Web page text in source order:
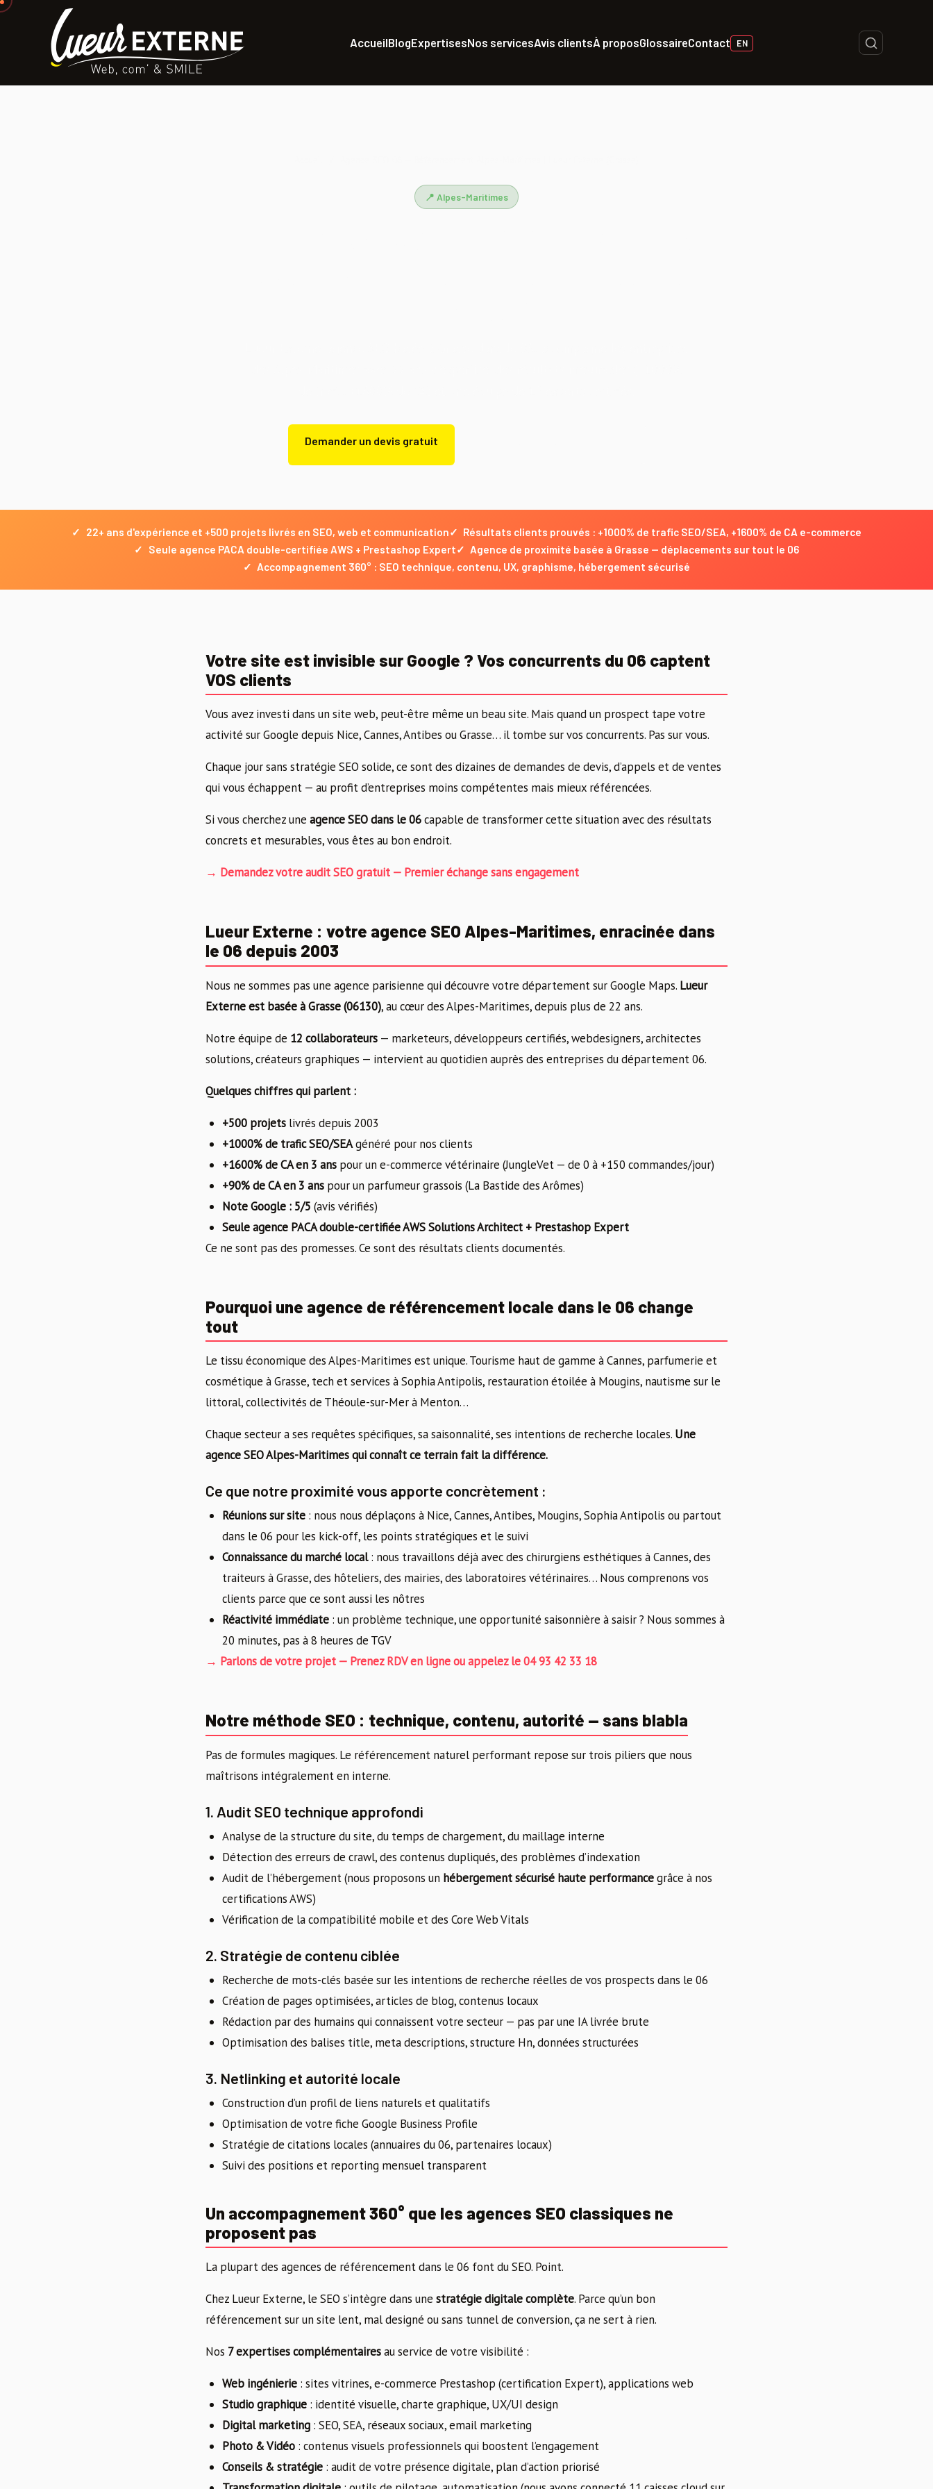
AccueilBlogExpertisesNos servicesAvis clientsÀ proposGlossaireContact EN
📍 Alpes-Maritimes
Demander un devis gratuit
✓ 22+ ans d'expérience et +500 projets livrés en SEO, web et communication✓ Résultats clients prouvés : +1000% de trafic SEO/SEA, +1600% de CA e-commerce
✓
Seule agence PACA double-certifiée AWS + Prestashop Expert✓ Agence de proximité basée à Grasse — déplacements sur tout le 06
✓ Accompagnement 360° : SEO technique, contenu, UX, graphisme, hébergement sécurisé
Votre site est invisible sur Google ? Vos concurrents du 06 captent
VOS clients
Vous avez investi dans un site web, peut-être même un beau site. Mais quand un prospect tape votre
activité sur Google depuis Nice, Cannes, Antibes ou Grasse… il tombe sur vos concurrents. Pas sur vous.
Chaque jour sans stratégie SEO solide, ce sont des dizaines de demandes de devis, d’appels et de ventes
qui vous échappent — au profit d’entreprises moins compétentes mais mieux référencées.
Si vous cherchez une agence SEO dans le 06capable de transformer cette situation avec des résultats
concrets et mesurables, vous êtes au bon endroit.
→ Demandez votre audit SEO gratuit — Premier échange sans engagement
Lueur Externe : votre agence SEO Alpes-Maritimes, enracinée dans
le 06 depuis 2003
Nous ne sommes pas une agence parisienne qui découvre votre département sur Google Maps. Lueur
Externe est basée à Grasse (06130), au cœur des Alpes-Maritimes, depuis plus de 22 ans.
Notre équipe de 12 collaborateurs — marketeurs, développeurs certifiés, webdesigners, architectes
solutions, créateurs graphiques — intervient au quotidien auprès des entreprises du département 06.
Quelques chiffres qui parlent :
+500 projets livrés depuis 2003
+1000% de trafic SEO/SEAgénéré pour nos clients
+1600% de CA en 3 ans pour un e-commerce vétérinaire (JungleVet — de 0 à +150 commandes/jour)
+90% de CA en 3 ans pour un parfumeur grassois (La Bastide des Arômes)
Note Google : 5/5 (avis vérifiés)
Seule agence PACA double-certifiée AWS Solutions Architect + Prestashop Expert
Ce ne sont pas des promesses. Ce sont des résultats clients documentés.
Pourquoi une agence de référencement locale dans le 06 change
tout
Le tissu économique des Alpes-Maritimes est unique. Tourisme haut de gamme à Cannes, parfumerie et
cosmétique à Grasse, tech et services à Sophia Antipolis, restauration étoilée à Mougins, nautisme sur le
littoral, collectivités de Théoule-sur-Mer à Menton…
Chaque secteur a ses requêtes spécifiques, sa saisonnalité, ses intentions de recherche locales. Une
agence SEO Alpes-Maritimes qui connaît ce terrain fait la différence.
Ce que notre proximité vous apporte concrètement :
Réunions sur site : nous nous déplaçons à Nice, Cannes, Antibes, Mougins, Sophia Antipolis ou partout
dans le 06 pour les kick-off, les points stratégiques et le suivi
Connaissance du marché local: nous travaillons déjà avec des chirurgiens esthétiques à Cannes, des
traiteurs à Grasse, des hôteliers, des mairies, des laboratoires vétérinaires… Nous comprenons vos
clients parce que ce sont aussi les nôtres
Réactivité immédiate : un problème technique, une opportunité saisonnière à saisir ? Nous sommes à
20 minutes, pas à 8 heures de TGV
→ Parlons de votre projet — Prenez RDV en ligne ou appelez le 04 93 42 33 18
Notre méthode SEO : technique, contenu, autorité — sans blabla
Pas de formules magiques. Le référencement naturel performant repose sur trois piliers que nous
maîtrisons intégralement en interne.
1. Audit SEO technique approfondi
Analyse de la structure du site, du temps de chargement, du maillage interne
Détection des erreurs de crawl, des contenus dupliqués, des problèmes d’indexation
Audit de l’hébergement (nous proposons un hébergement sécurisé haute performancegrâce à nos
certifications AWS)
Vérification de la compatibilité mobile et des Core Web Vitals
2. Stratégie de contenu ciblée
Recherche de mots-clés basée sur les intentions de recherche réelles de vos prospects dans le 06
Création de pages optimisées, articles de blog, contenus locaux
Rédaction par des humains qui connaissent votre secteur — pas par une IA livrée brute
Optimisation des balises title, meta descriptions, structure Hn, données structurées
3. Netlinking et autorité locale
Construction d’un profil de liens naturels et qualitatifs
Optimisation de votre fiche Google Business Profile
Stratégie de citations locales (annuaires du 06, partenaires locaux)
Suivi des positions et reporting mensuel transparent
Un accompagnement 360° que les agences SEO classiques ne
proposent pas
La plupart des agences de référencement dans le 06 font du SEO. Point.
Chez Lueur Externe, le SEO s’intègre dans une stratégie digitale complète. Parce qu’un bon
référencement sur un site lent, mal designé ou sans tunnel de conversion, ça ne sert à rien.
Nos 7 expertises complémentairesau service de votre visibilité :
Web ingénierie : sites vitrines, e-commerce Prestashop (certification Expert), applications web
Studio graphique : identité visuelle, charte graphique, UX/UI design
Digital marketing : SEO, SEA, réseaux sociaux, email marketing
Photo & Vidéo : contenus visuels professionnels qui boostent l’engagement
Conseils & stratégie : audit de votre présence digitale, plan d’action priorisé